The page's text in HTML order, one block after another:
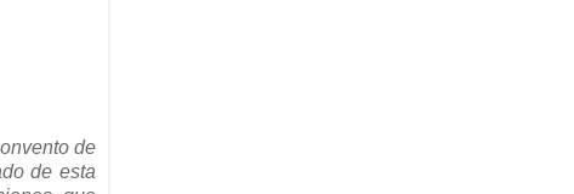
de
de esta